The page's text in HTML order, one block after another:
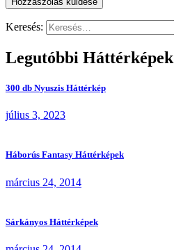
Keresés:
Legutóbbi Háttérképek
300 db Nyuszis Háttérkép
július 3, 2023
Háborús Fantasy Háttérképek
március 24, 2014
Sárkányos Háttérképek